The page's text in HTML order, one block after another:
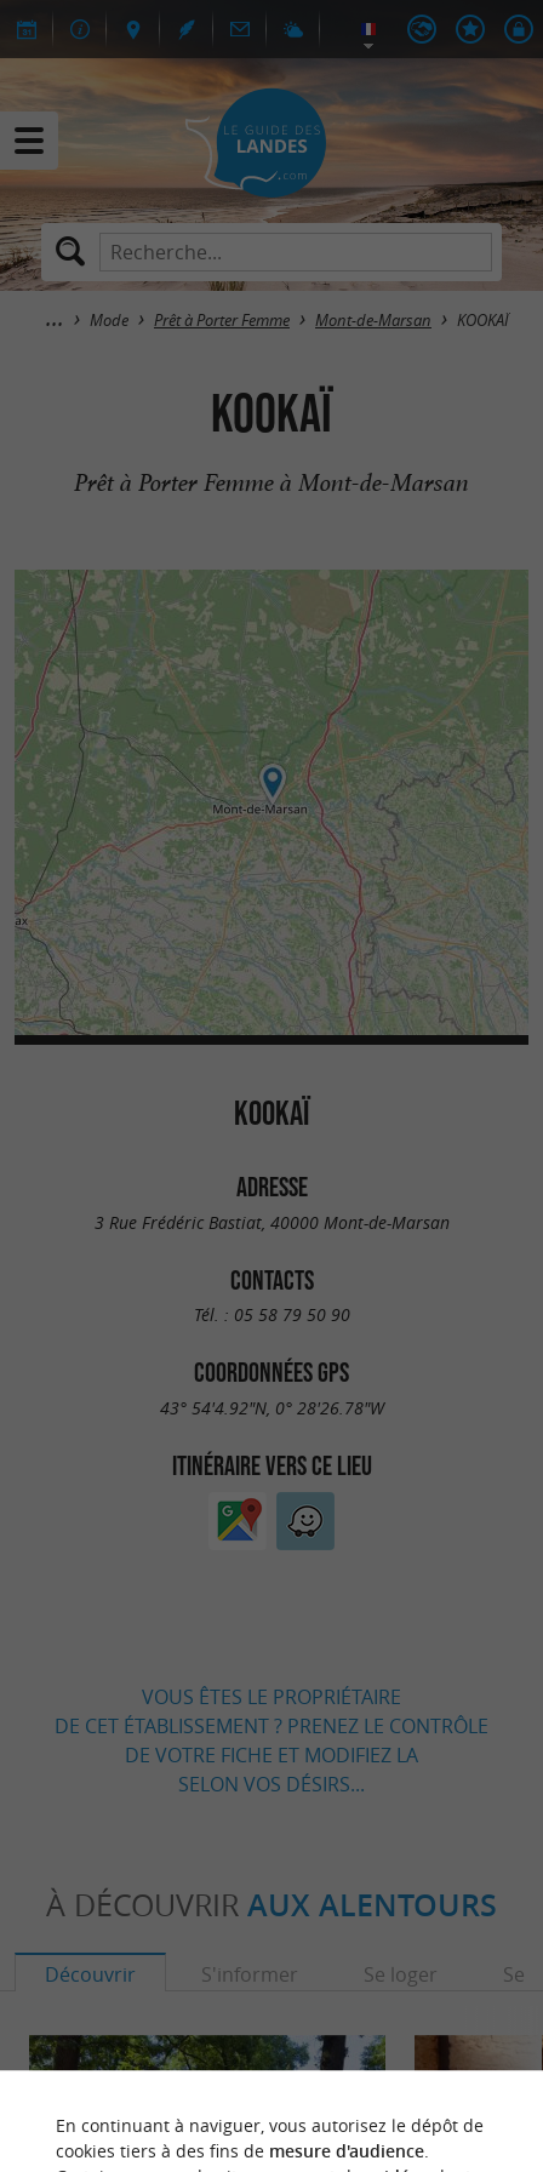
Mode Prêt à Porter Femme Mont-de-Marsan KOOKAÏ
KOOKAÏ
Prêt à Porter Femme à Mont-de-Marsan
KOOKAÏ
ADRESSE
3 Rue Frédéric Bastiat, 40000 Mont-de-Marsan
CONTACTS
Tél. : 05 58 79 50 90
COORDONNÉES GPS
43° 54'4.92"N, 0° 28'26.78"W
ITINÉRAIRE VERS CE LIEU
VOUS ÊTES LE PROPRIÉTAIRE
DE CET ÉTABLISSEMENT ? PRENEZ LE CONTRÔLE
DE VOTRE FICHE ET MODIFIEZ LA
SELON VOS DÉSIRS...
À DÉCOUVRIR AUX ALENTOURS
Découvrir S'informer Se loger Se
En continuant à naviguer, vous autorisez le dépôt de
cookies tiers à des fins de mesure d'audience.